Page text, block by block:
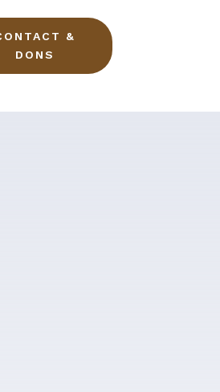
&
DONS